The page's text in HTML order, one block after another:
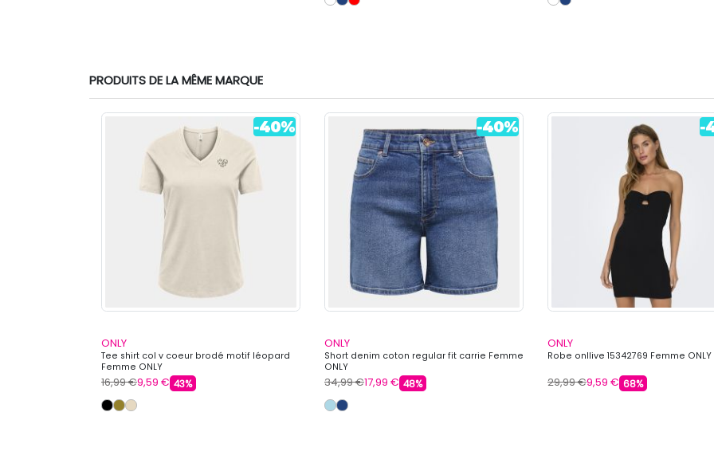
PRODUITS DE LA MÊME MARQUE
ONLY
Tee shirt col v coeur brodé motif léopard
Femme ONLY
16,99 €9,59 € 43%
ONLY
Short denim coton regular fit carrie Femme
ONLY
34,99 €17,99 € 48%
ONLY
Robe onllive 15342769 Femme ONLY
29,99 €9,59 € 68%